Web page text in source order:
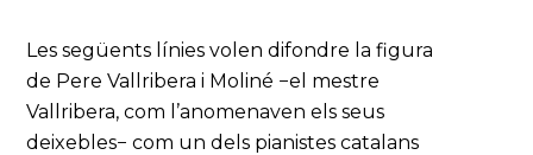
Les següents línies volen difondre la figura
de Pere Vallribera i Moliné −el mestre
Vallribera, com l’anomenaven els seus
deixebles− com un dels pianistes catalans